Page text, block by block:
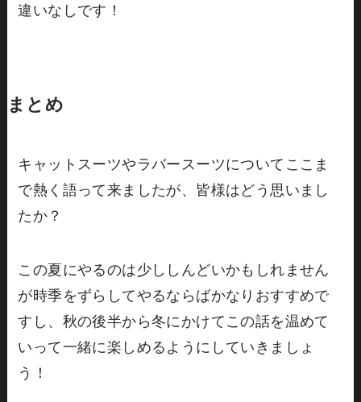
違いなしです！
まとめ
キャットスーツやラバースーツについてここま
で熱く語って来ましたが、皆様はどう思いまし
たか？
この夏にやるのは少ししんどいかもしれません
が時季をずらしてやるならばかなりおすすめで
すし、秋の後半から冬にかけてこの話を温めて
いって一緒に楽しめるようにしていきましょ
う！